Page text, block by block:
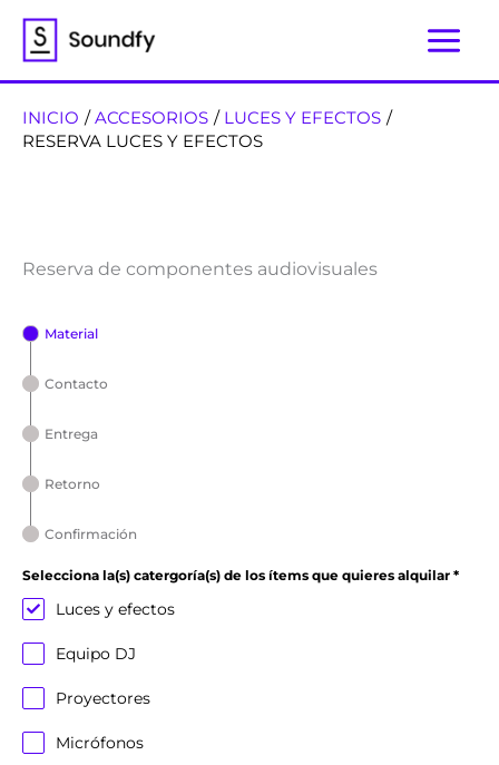
contenido
INICIO
ACCESORIOS
LUCES Y EFECTOS
RESERVA LUCES Y EFECTOS
Reserva de componentes audiovisuales
Material
Contacto
Entrega
Retorno
Confirmación
Selecciona la(s) catergoría(s) de los ítems que quieres alquilar *
Luces y efectos
Equipo DJ
Proyectores
Micrófonos